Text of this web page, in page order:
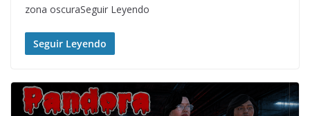
zona oscuraSeguir Leyendo
Seguir Leyendo